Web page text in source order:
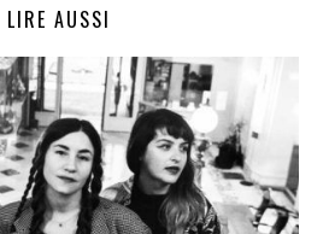
LIRE AUSSI